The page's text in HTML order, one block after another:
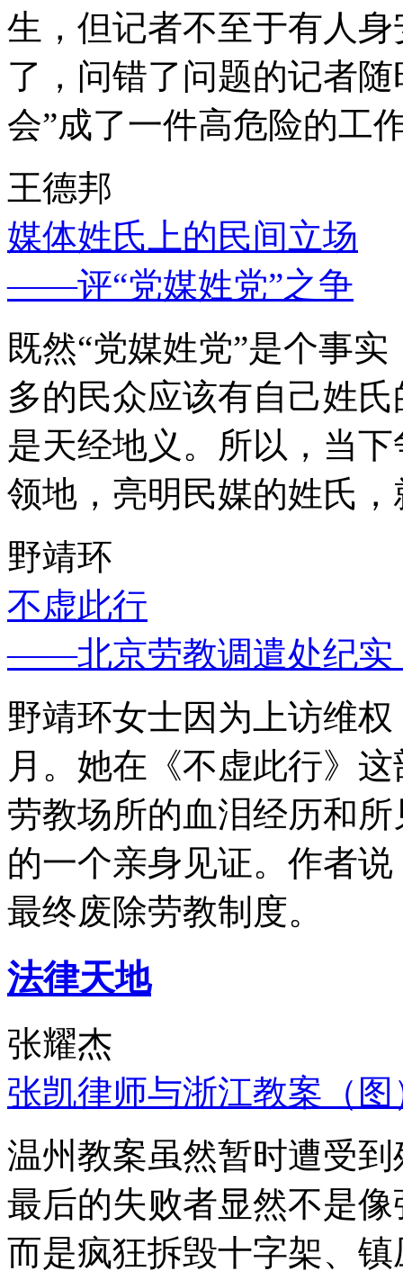
生，但记者不至于有人
了，问错了问题的记者
会”成了一件高危险的工
王德邦
媒体姓氏上的民间立场
——评“党媒姓党”之争
既然“党媒姓党”是个事
多的民众应该有自己姓
是天经地义。所以，当
领地，亮明民媒的姓氏
野靖环
不虚此行
——北京劳教调遣处纪实
野靖环女士因为上访维
月。她在《不虚此行》
劳教场所的血泪经历和
的一个亲身见证。作者
最终废除劳教制度。
法律天地
张耀杰
张凯律师与浙江教案（图
温州教案虽然暂时遭受
最后的失败者显然不是
而是疯狂拆毁十字架、